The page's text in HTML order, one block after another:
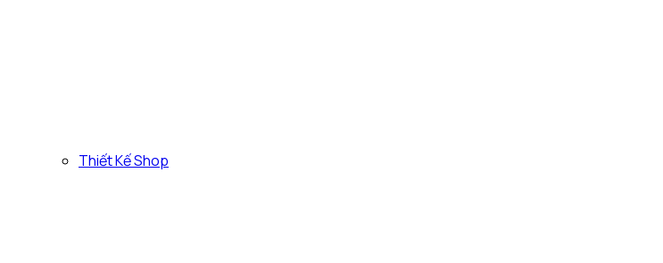
Thiết Kế Shop